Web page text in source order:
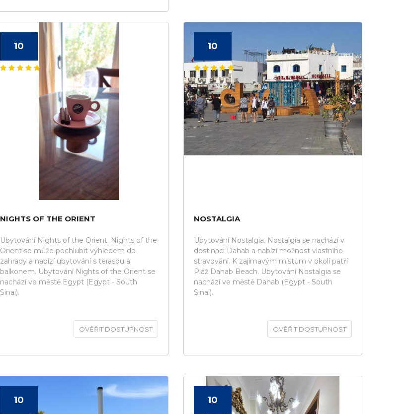
10
NIGHTS OF THE ORIENT
Ubytování Nights of the Orient. Nights of the
Orient se může pochlubit výhledem do
zahrady a nabízí ubytování s terasou a
balkonem. Ubytování Nights of the Orient se
nachází ve městě Egypt (Egypt - South
Sinai).
OVĚŘIT DOSTUPNOST
10
NOSTALGIA
Ubytování Nostalgia. Nostalgia se nachází v
destinaci Dahab a nabízí možnost vlastního
stravování. K zajímavým místům v okolí patří
Pláž Dahab Beach. Ubytování Nostalgia se
nachází ve městě Dahab (Egypt - South
Sinai).
OVĚŘIT DOSTUPNOST
10 10